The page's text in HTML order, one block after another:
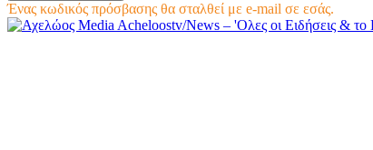
Ένας κωδικός πρόσβασης θα σταλθεί με e-mail σε εσάς.
Acheloostv/News – 'Ολες οι Ειδήσεις &